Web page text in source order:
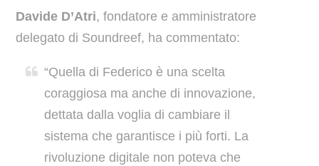
Davide D’Atri, fondatore e amministratore
delegato di Soundreef, ha commentato:
“Quella di Federico è una scelta
coraggiosa ma anche di innovazione,
dettata dalla voglia di cambiare il
sistema che garantisce i più forti. La
rivoluzione digitale non poteva che